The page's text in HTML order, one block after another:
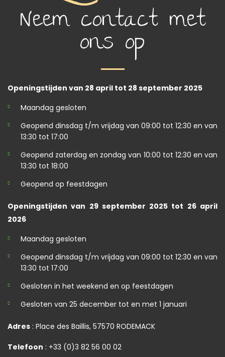
Neem contact met
ons op
Openingstijden van 28 april tot 28 september 2025
Maandag gesloten
Geopend dinsdag t/m vrijdag van 09:00 tot 12:30 en van
13:30 tot 17:00
Geopend zaterdag en zondag van 10:00 tot 12:30 en van
13:30 tot 18:00
Geopend op feestdagen
Openingstijden van 29 september 2025 tot 26 april
2026
Maandag gesloten
Geopend dinsdag t/m vrijdag van 09:00 tot 12:30 en van
13:30 tot 17:00
Gesloten in het weekend en op feestdagen
Gesloten van 25 december tot en met 1 januari
Adres : Place des Baillis, 57570 RODEMACK
Telefoon : +33 (0)3 82 56 00 02